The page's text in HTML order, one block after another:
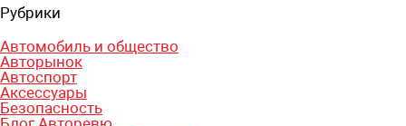
Рубрики
Автомобиль и общество
Авторынок
Автоспорт
Аксессуары
Безопасность